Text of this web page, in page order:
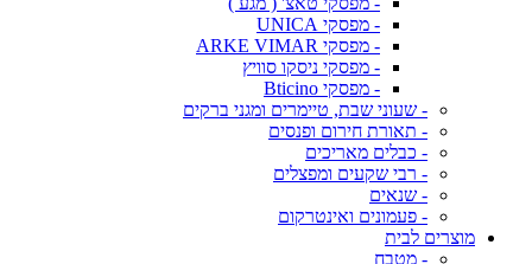
- מפסקי UNICA
- מפסקי ARKE VIMAR
- מפסקי ניסקו סוויץ
- מפסקי Bticino
- שעוני שבת, טיימרים ומגני ברקים
- תאורת חירום ופנסים
- כבלים מאריכים
- רבי שקעים ומפצלים
- שנאים
- פעמונים ואינטרקום
מוצרים לבית
- מטבח